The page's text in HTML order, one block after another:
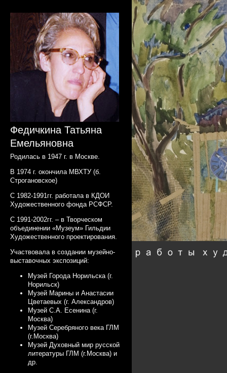
Федичкина Татьяна
Емельяновна
Родилась в 1947 г. в Москве.
В 1974 г. окончила МВХТУ (б.
Строгановское)
С 1982-1991гг. работала в КДОИ
Художественного фонда РСФСР.
С 1991-2002гг. – в Творческом
объединении «Музеум» Гильдии
Художественного проектирования.
Участвовала в создании музейно-
выставочных экспозиций:
Музей Города Норильска (г.
Норильск)
Музей Марины и Анастасии
Цветаевых (г. Александров)
Музей С.А. Есенина (г.
Москва)
Музей Серебряного века ГЛМ
(г.Москва)
Музей Духовный мир русской
литературы ГЛМ (г.Москва) и
др.